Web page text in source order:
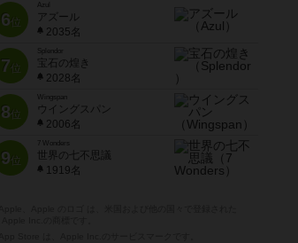
6位
Azul
アズール
2035名
7位
宝石の煌き
2028名
8位
Wingspan
ウイングスパン
2006名
9位
7 Wonders
世界の七不思議
1919名